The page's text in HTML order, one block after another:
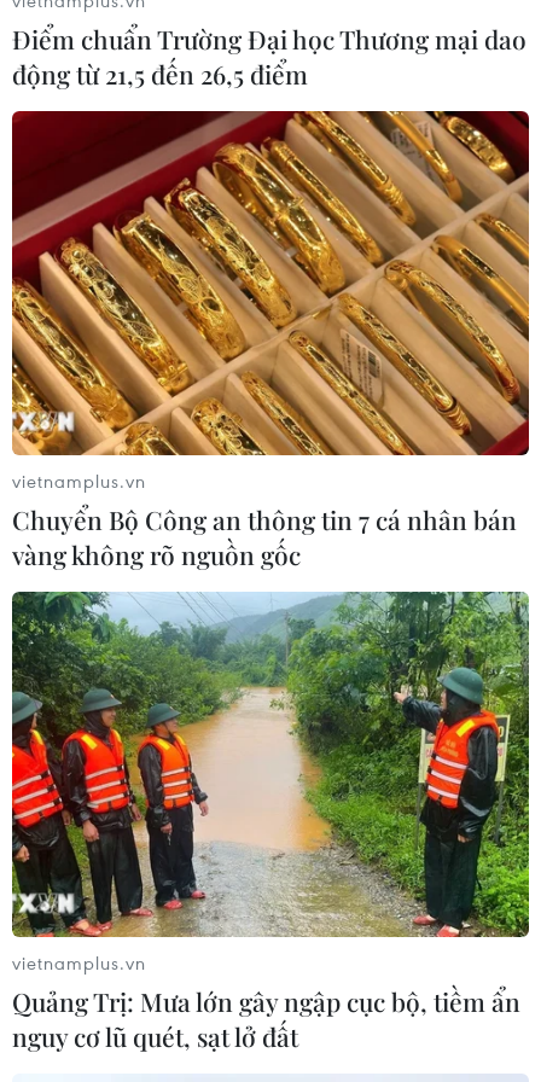
Ra mắt Mạng lưới Tri thức Việt Nam
đầu tiên tại New Zealand
24/07/2026 00:15
Trại hè Việt Nam 2026: Trải nghiệm
thú vị, gắn kết cội nguồn
23/07/2026 12:53
Gắn kết cộng đồng, phát huy vai trò
của cộng đồng người Việt Nam tại
Nhật Bản
22/07/2026 14:44
Lượng kiều hối về Thành phố Hồ Chí
Minh giảm gần 23% sau nửa năm
22/07/2026 06:22
Ấm áp nghĩa tình của những cựu
chiến binh Việt Nam tại Đức
22/07/2026 03:14
Khánh thành chùa Hoa Nghiêm tại
Đông Bắc Thái Lan, gìn giữ bản sắc
văn hóa Việt
21/07/2026 22:44
Điểm chuẩn Trường Đại học Thương mại dao
động từ 21,5 đến 26,5 điểm
vietnamplus.vn
Chuyển Bộ Công an thông tin 7 cá nhân bán
vàng không rõ nguồn gốc
vietnamplus.vn
Quảng Trị: Mưa lớn gây ngập cục bộ, tiềm ẩn
nguy cơ lũ quét, sạt lở đất